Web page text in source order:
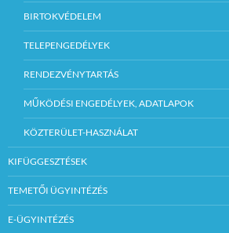
BIRTOKVÉDELEM
TELEPENGEDÉLYEK
RENDEZVÉNYTARTÁS
MŰKÖDÉSI ENGEDÉLYEK, ADATLAPOK
KÖZTERÜLET-HASZNÁLAT
KIFÜGGESZTÉSEK
TEMETŐI ÜGYINTÉZÉS
E-ÜGYINTÉZÉS